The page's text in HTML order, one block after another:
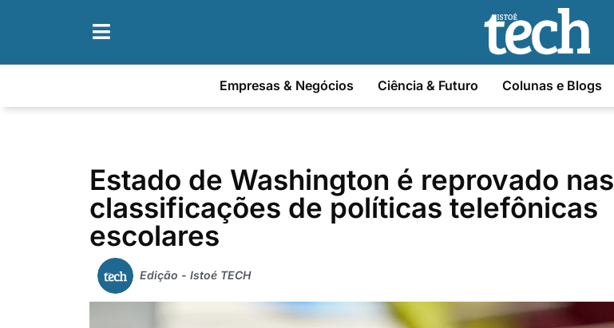
Empresas & Negócios Ciência & Futuro Colunas e Blogs
Estado de Washington é reprovado nas
classificações de políticas telefônicas
escolares
Edição - Istoé TECH